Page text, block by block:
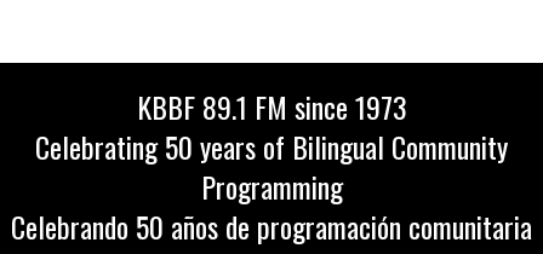
KBBF 89.1 FM since 1973
Celebrating 50 years of Bilingual Community
Programming
Celebrando 50 años de programación comunitaria